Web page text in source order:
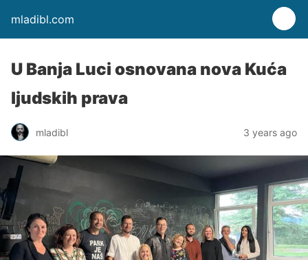
mladibl.com
U Banja Luci osnovana nova Kuća
ljudskih prava
mladibl 3 years ago